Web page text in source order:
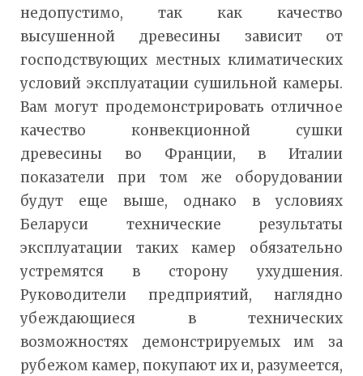
недопустимо, так как качество
высушенной древесины зависит от
господствующих местных климатических
условий эксплуатации сушильной камеры.
Вам могут продемонстрировать отличное
качество конвекционной сушки
древесины во Франции, в Италии
показатели при том же оборудовании
будут еще выше, однако в условиях
Беларуси технические результаты
эксплуатации таких камер обязательно
устремятся в сторону ухудшения.
Руководители предприятий, наглядно
убеждающиеся в технических
возможностях демонстрируемых им за
рубежом камер, покупают их и, разумеется,